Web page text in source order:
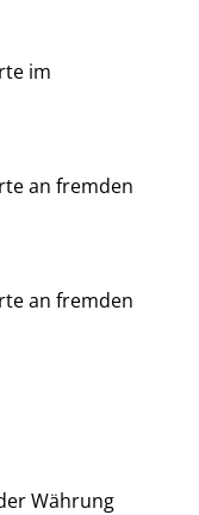
im
an fremden
an fremden
Währung